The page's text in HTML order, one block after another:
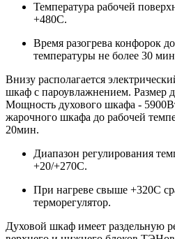
Температура рабочей
+480С.
Время разогрева конфорок
температуры не более 30
Внизу располагается
шкаф с пароувлажнением. Размер
Мощность духового шкафа -
жарочного шкафа до рабочей
20мин.
Диапазон регулирования
+20/+270С.
При нагреве свыше +320С
терморегулятор.
Духовой шкаф имеет раздельную